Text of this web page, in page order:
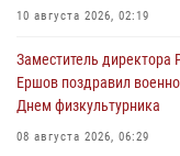
10 августа 2026, 02:19
Заместитель директора
Ершов поздравил
Днем физкультурника
08 августа 2026, 06:29